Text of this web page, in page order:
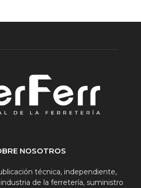
NOSOTROS
técnica, independiente,
de la ferretería, suministro